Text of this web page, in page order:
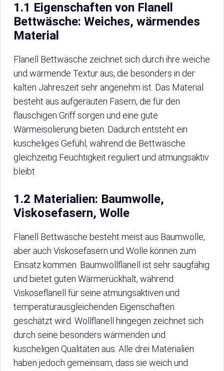
1.1 Eigenschaften von Flanell
Bettwäsche: Weiches, wärmendes
Material
Flanell Bettwäsche zeichnet sich durch ihre weiche
und wärmende Textur aus, die besonders in der
kalten Jahreszeit sehr angenehm ist. Das Material
besteht aus aufgerauten Fasern, die für den
flauschigen Griff sorgen und eine gute
Wärmeisolierung bieten. Dadurch entsteht ein
kuscheliges Gefühl, während die Bettwäsche
gleichzeitig Feuchtigkeit reguliert und atmungsaktiv
bleibt.
1.2 Materialien: Baumwolle,
Viskosefasern, Wolle
Flanell Bettwäsche besteht meist aus Baumwolle,
aber auch Viskosefasern und Wolle können zum
Einsatz kommen. Baumwollflanell ist sehr saugfähig
und bietet guten Wärmerückhalt, während
Viskoseflanell für seine atmungsaktiven und
temperaturausgleichenden Eigenschaften
geschätzt wird. Wollflanell hingegen zeichnet sich
durch seine besonders wärmenden und
kuscheligen Qualitäten aus. Alle drei Materialien
haben jedoch gemeinsam, dass sie weich und